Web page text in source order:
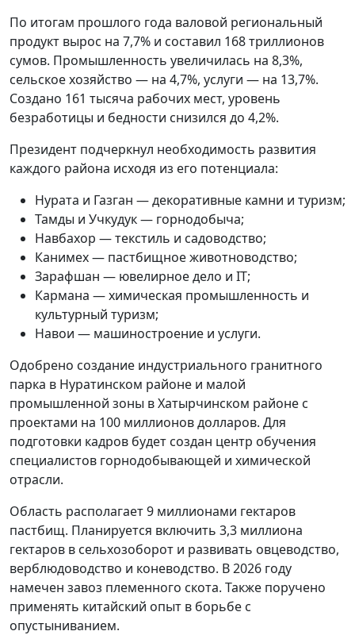
По итогам прошлого года валовой региональный
продукт вырос на 7,7% и составил 168 триллионов
сумов. Промышленность увеличилась на 8,3%,
сельское хозяйство — на 4,7%, услуги — на 13,7%.
Создано 161 тысяча рабочих мест, уровень
безработицы и бедности снизился до 4,2%.
Президент подчеркнул необходимость развития
каждого района исходя из его потенциала:
Нурата и Газган — декоративные камни и туризм;
Тамды и Учкудук — горнодобыча;
Навбахор — текстиль и садоводство;
Канимех — пастбищное животноводство;
Зарафшан — ювелирное дело и IT;
Кармана — химическая промышленность и
культурный туризм;
Навои — машиностроение и услуги.
Одобрено создание индустриального гранитного
парка в Нуратинском районе и малой
промышленной зоны в Хатырчинском районе с
проектами на 100 миллионов долларов. Для
подготовки кадров будет создан центр обучения
специалистов горнодобывающей и химической
отрасли.
Область располагает 9 миллионами гектаров
пастбищ. Планируется включить 3,3 миллиона
гектаров в сельхозоборот и развивать овцеводство,
верблюдоводство и коневодство. В 2026 году
намечен завоз племенного скота. Также поручено
применять китайский опыт в борьбе с
опустыниванием.